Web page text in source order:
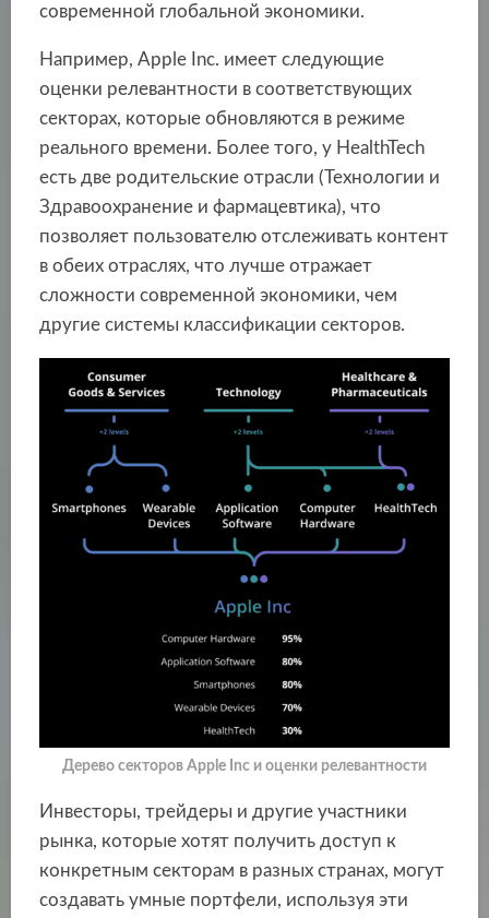
современной глобальной экономики.
Например, Apple Inc. имеет следующие
оценки релевантности в соответствующих
секторах, которые обновляются в режиме
реального времени. Более того, у HealthTech
есть две родительские отрасли (Технологии и
Здравоохранение и фармацевтика), что
позволяет пользователю отслеживать контент
в обеих отраслях, что лучше отражает
сложности современной экономики, чем
другие системы классификации секторов.
Дерево секторов Apple Inc и оценки релевантности
Инвесторы, трейдеры и другие участники
рынка, которые хотят получить доступ к
конкретным секторам в разных странах, могут
создавать умные портфели, используя эти